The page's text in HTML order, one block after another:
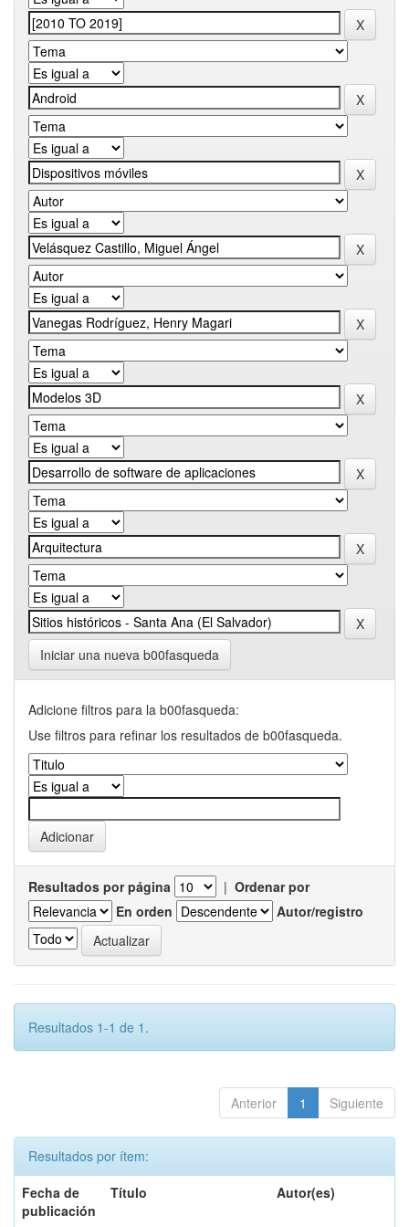
Iniciar una nueva b00fasqueda
Adicione filtros para la b00fasqueda:
Use filtros para refinar los resultados de b00fasqueda.
Resultados por página | Ordenar por
En orden
Autor/registro
Resultados 1-1 de 1.
Anterior 1 Siguiente
Resultados por ítem:
Fecha de
publicación
Título Autor(es)